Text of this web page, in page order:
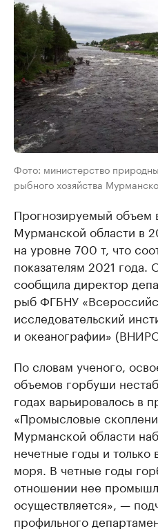
Фото: министерство
рыбного хозяйства
Прогнозируемый объем
Мурманской области в
на уровне 700 т, что
показателям 2021
сообщила директор
рыб ФГБНУ
исследовательский
и океанографии»
По словам ученого,
объемов горбуши
годах варьировалось в
«Промысловые
Мурманской области
нечетные годы и только
моря. В четные годы
отношении нее
осуществляется», —
профильного